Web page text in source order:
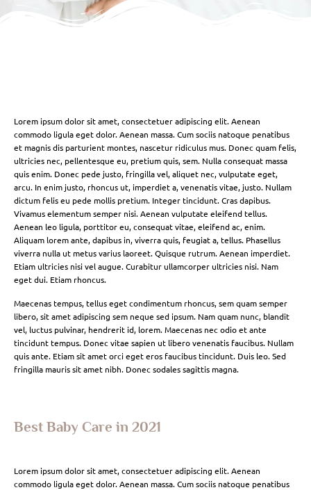
Lorem ipsum dolor sit amet, consectetuer adipiscing elit. Aenean
commodo ligula eget dolor. Aenean massa. Cum sociis natoque penatibus
et magnis dis parturient montes, nascetur ridiculus mus. Donec quam felis,
ultricies nec, pellentesque eu, pretium quis, sem. Nulla consequat massa
quis enim. Donec pede justo, fringilla vel, aliquet nec, vulputate eget,
arcu. In enim justo, rhoncus ut, imperdiet a, venenatis vitae, justo. Nullam
dictum felis eu pede mollis pretium. Integer tincidunt. Cras dapibus.
Vivamus elementum semper nisi. Aenean vulputate eleifend tellus.
Aenean leo ligula, porttitor eu, consequat vitae, eleifend ac, enim.
Aliquam lorem ante, dapibus in, viverra quis, feugiat a, tellus. Phasellus
viverra nulla ut metus varius laoreet. Quisque rutrum. Aenean imperdiet.
Etiam ultricies nisi vel augue. Curabitur ullamcorper ultricies nisi. Nam
eget dui. Etiam rhoncus.
Maecenas tempus, tellus eget condimentum rhoncus, sem quam semper
libero, sit amet adipiscing sem neque sed ipsum. Nam quam nunc, blandit
vel, luctus pulvinar, hendrerit id, lorem. Maecenas nec odio et ante
tincidunt tempus. Donec vitae sapien ut libero venenatis faucibus. Nullam
quis ante. Etiam sit amet orci eget eros faucibus tincidunt. Duis leo. Sed
fringilla mauris sit amet nibh. Donec sodales sagittis magna.
Best Baby Care in 2021
Lorem ipsum dolor sit amet, consectetuer adipiscing elit. Aenean
commodo ligula eget dolor. Aenean massa. Cum sociis natoque penatibus